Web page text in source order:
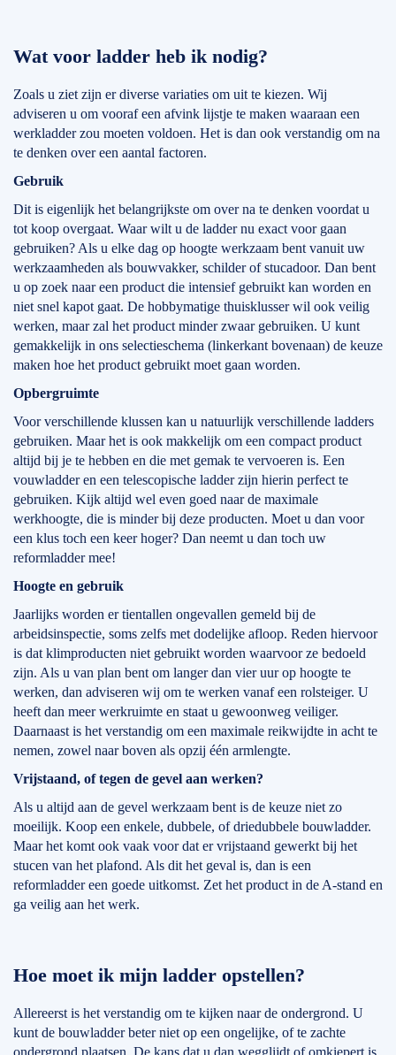
Wat voor ladder heb ik nodig?
Zoals u ziet zijn er diverse variaties om uit te kiezen. Wij
adviseren u om vooraf een afvink lijstje te maken waaraan een
werkladder zou moeten voldoen. Het is dan ook verstandig om na
te denken over een aantal factoren.
Gebruik
Dit is eigenlijk het belangrijkste om over na te denken voordat u
tot koop overgaat. Waar wilt u de ladder nu exact voor gaan
gebruiken? Als u elke dag op hoogte werkzaam bent vanuit uw
werkzaamheden als bouwvakker, schilder of stucadoor. Dan bent
u op zoek naar een product die intensief gebruikt kan worden en
niet snel kapot gaat. De hobbymatige thuisklusser wil ook veilig
werken, maar zal het product minder zwaar gebruiken. U kunt
gemakkelijk in ons selectieschema (linkerkant bovenaan) de keuze
maken hoe het product gebruikt moet gaan worden.
Opbergruimte
Voor verschillende klussen kan u natuurlijk verschillende ladders
gebruiken. Maar het is ook makkelijk om een compact product
altijd bij je te hebben en die met gemak te vervoeren is. Een
vouwladder en een telescopische ladder zijn hierin perfect te
gebruiken. Kijk altijd wel even goed naar de maximale
werkhoogte, die is minder bij deze producten. Moet u dan voor
een klus toch een keer hoger? Dan neemt u dan toch uw
reformladder mee!
Hoogte en gebruik
Jaarlijks worden er tientallen ongevallen gemeld bij de
arbeidsinspectie, soms zelfs met dodelijke afloop. Reden hiervoor
is dat klimproducten niet gebruikt worden waarvoor ze bedoeld
zijn. Als u van plan bent om langer dan vier uur op hoogte te
werken, dan adviseren wij om te werken vanaf een rolsteiger. U
heeft dan meer werkruimte en staat u gewoonweg veiliger.
Daarnaast is het verstandig om een maximale reikwijdte in acht te
nemen, zowel naar boven als opzij één armlengte.
Vrijstaand, of tegen de gevel aan werken?
Als u altijd aan de gevel werkzaam bent is de keuze niet zo
moeilijk. Koop een enkele, dubbele, of driedubbele bouwladder.
Maar het komt ook vaak voor dat er vrijstaand gewerkt bij het
stucen van het plafond. Als dit het geval is, dan is een
reformladder een goede uitkomst. Zet het product in de A-stand en
ga veilig aan het werk.
Hoe moet ik mijn ladder opstellen?
Allereerst is het verstandig om te kijken naar de ondergrond. U
kunt de bouwladder beter niet op een ongelijke, of te zachte
ondergrond plaatsen. De kans dat u dan wegglijdt of omkiepert is